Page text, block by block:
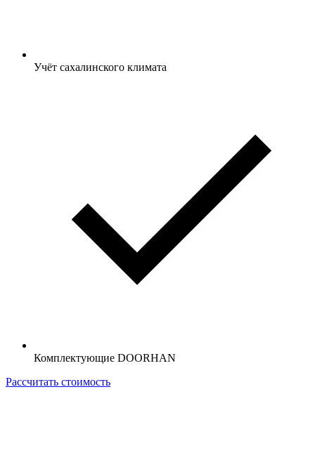
Учёт сахалинского климата
Комплектующие DOORHAN
Рассчитать стоимость